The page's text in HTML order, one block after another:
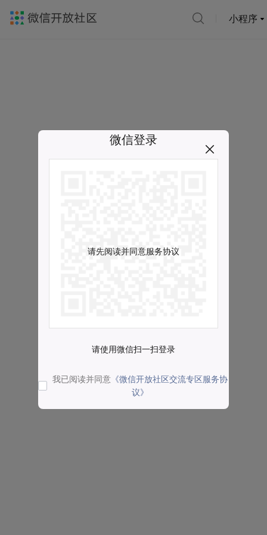
小程序
微信登录
请先阅读并同意服务协议
请使用微信扫一扫登录
我已阅读并同意 《微信开放社区交流专区服务协
议》